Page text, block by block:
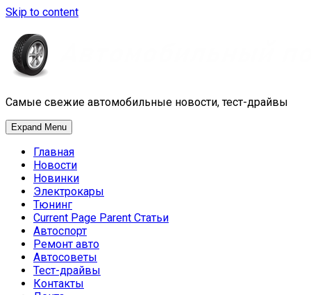
Skip to content
Самые свежие автомобильные новости, тест-драйвы
Expand Menu
Главная
Новости
Новинки
Электрокары
Тюнинг
Current Page Parent Статьи
Автоспорт
Ремонт авто
Автосоветы
Тест-драйвы
Контакты